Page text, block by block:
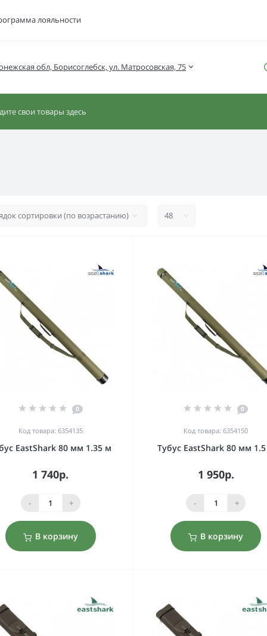
лояльности
обл, Борисоглебск, ул. Матросовская, 75
0
Код товара: 6354135
EastShark 80 мм 1.35 м
1 740р.
- +
В корзину
0
Код товара: 6354150
Тубус EastShark 80 мм
1 950р.
- +
В корзину